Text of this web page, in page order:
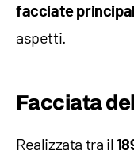
facciate
aspetti.
Facciata
Realizzata tra il